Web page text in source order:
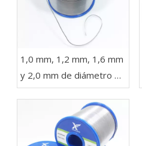
1,0 mm, 1,2 mm, 1,6 mm
y 2,0 mm de diámetro 63
37 Sn Pb Soldadura en un
carrete de 1 kg para
luces LED